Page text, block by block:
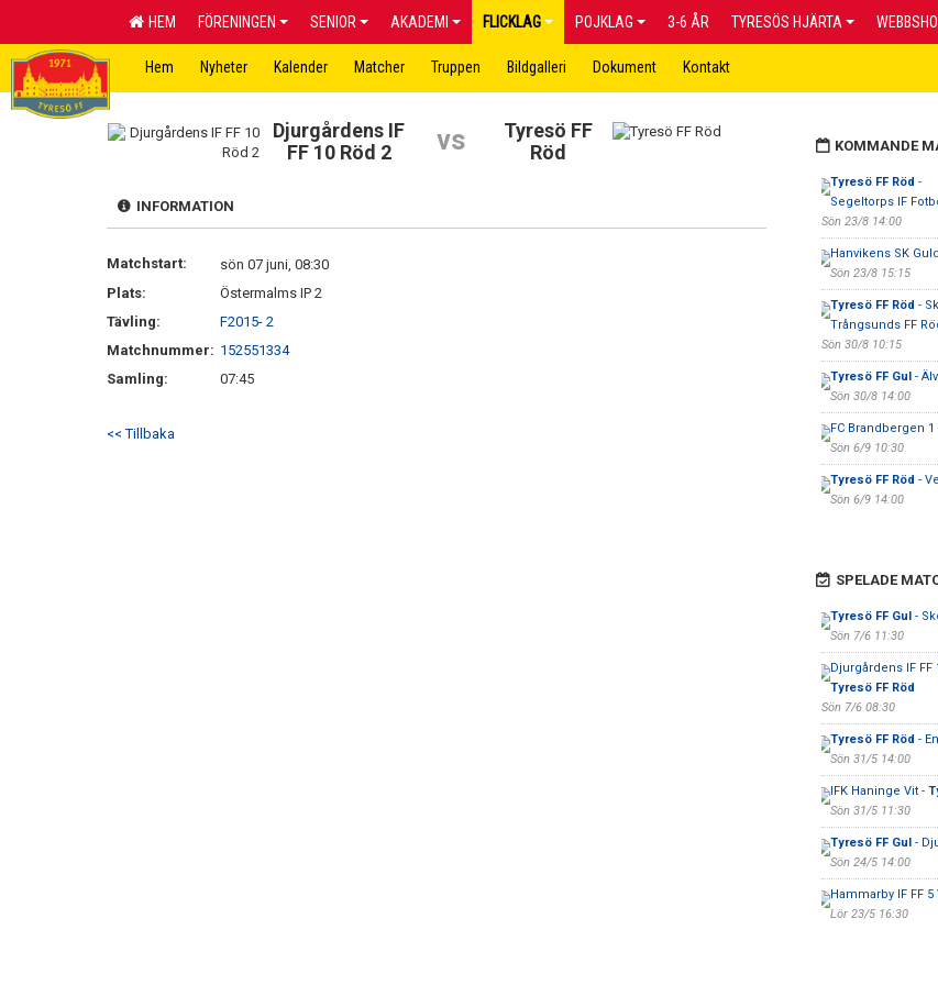
HEM FÖRENINGEN SENIOR AKADEMI FLICKLAG POJKLAG 3-6 ÅR TYRESÖS HJÄRTA
Hem Nyheter Kalender Matcher Truppen Bildgalleri Dokument Kontakt
Djurgårdens IF
FF 10 Röd 2
vs
Tyresö FF
Röd
INFORMATION
Matchstart:
sön 07 juni, 08:30
Plats:
Östermalms IP 2
Tävling:
F2015- 2
Matchnummer: 152551334
Samling:
07:45
<< Tillbaka
KOMMANDE
Tyresö FF Röd -
Segeltorps IF
Sön 23/8 14:00
Hanvikens SK
Sön 23/8 15:15
Tyresö FF Röd -
Trångsunds FF
Sön 30/8 10:15
Tyresö FF Gul-
Sön 30/8 14:00
FC Brandbergen 1
Sön 6/9 10:30
Tyresö FF Röd -
Sön 6/9 14:00
SPELADE
Tyresö FF Gul-
Sön 7/6 11:30
Djurgårdens IF FF
Tyresö FF Röd
Sön 7/6 08:30
Tyresö FF Röd -
Sön 31/5 14:00
IFK Haninge Vit -
Sön 31/5 11:30
Tyresö FF Gul-
Sön 24/5 14:00
Hammarby IF FF 5
Lör 23/5 16:30